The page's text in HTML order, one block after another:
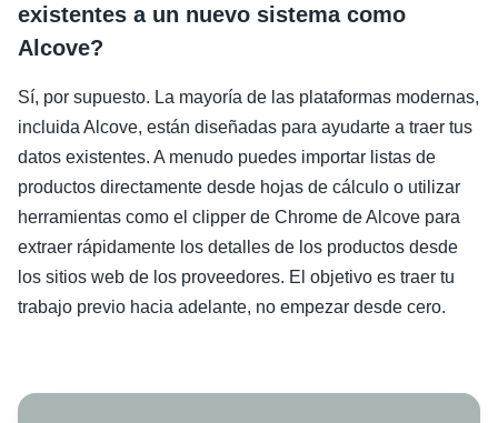
existentes a un nuevo sistema como
Alcove?
Sí, por supuesto. La mayoría de las plataformas modernas,
incluida Alcove, están diseñadas para ayudarte a traer tus
datos existentes. A menudo puedes importar listas de
productos directamente desde hojas de cálculo o utilizar
herramientas como el clipper de Chrome de Alcove para
extraer rápidamente los detalles de los productos desde
los sitios web de los proveedores. El objetivo es traer tu
trabajo previo hacia adelante, no empezar desde cero.